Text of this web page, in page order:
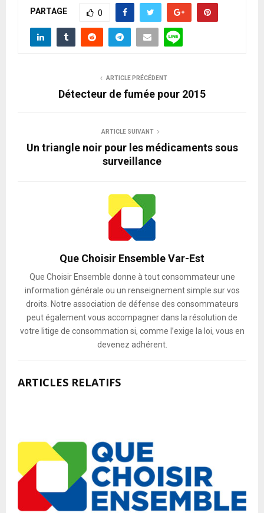
PARTAGE 0
ARTICLE PRÉCÉDENT
Détecteur de fumée pour 2015
ARTICLE SUIVANT
Un triangle noir pour les médicaments sous
surveillance
Que Choisir Ensemble Var-Est
Que Choisir Ensemble donne à tout consommateur une
information générale ou un renseignement simple sur vos
droits. Notre association de défense des consommateurs
peut également vous accompagner dans la résolution de
votre litige de consommation si, comme l’exige la loi, vous en
devenez adhérent.
ARTICLES RELATIFS